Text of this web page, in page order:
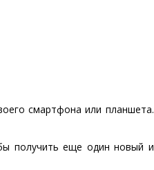
смартфона или планшета.
получить еще один новый и